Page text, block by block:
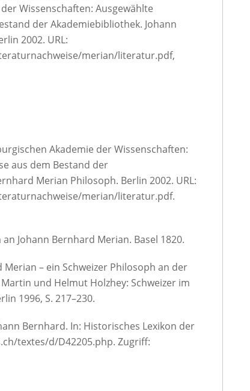
Wissenschaften: Ausgewählte
der Akademiebibliothek. Johann
2002. URL:
merian/literatur.pdf,
Akademie der Wissenschaften:
aus dem Bestand der
Merian Philosoph. Berlin 2002. URL:
merian/literatur.pdf.
Johann Bernhard Merian. Basel 1820.
Merian – ein Schweizer Philosoph an der
und Helmut Holzhey: Schweizer im
1996, S. 217–230.
Bernhard. In: Historisches Lexikon der
textes/d/D42205.php. Zugriff: